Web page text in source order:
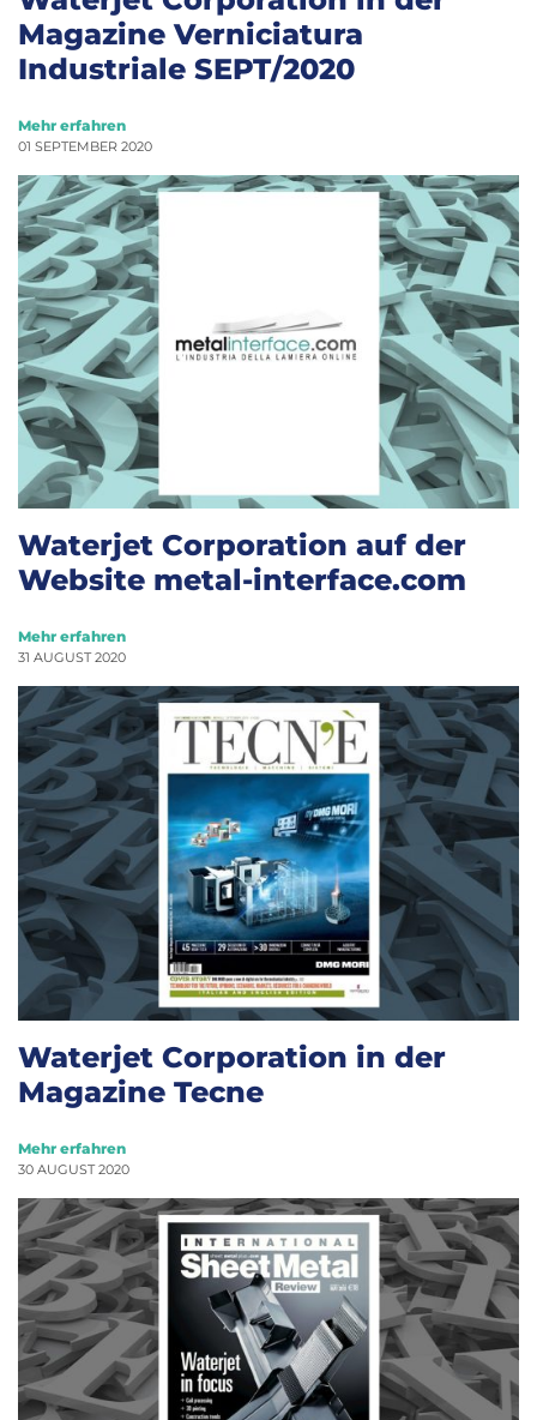
Magazine Verniciatura
Industriale SEPT/2020
Mehr erfahren
01 SEPTEMBER 2020
Waterjet Corporation auf der
Website metal-interface.com
Mehr erfahren
31 AUGUST 2020
Waterjet Corporation in der
Magazine Tecne
Mehr erfahren
30 AUGUST 2020